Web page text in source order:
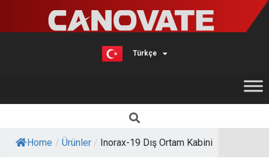
Türkçe
English
Home / Ürünler / Inorax-19 Dış Ortam Kabini